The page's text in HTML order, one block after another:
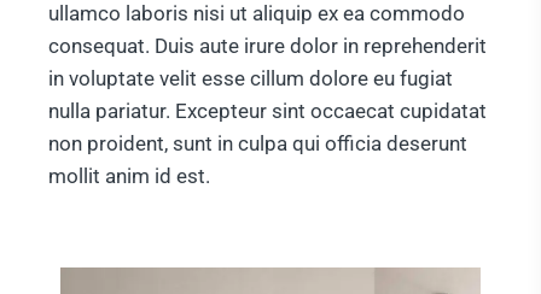
ullamco laboris nisi ut aliquip ex ea commodo
consequat. Duis aute irure dolor in reprehenderit
in voluptate velit esse cillum dolore eu fugiat
nulla pariatur. Excepteur sint occaecat cupidatat
non proident, sunt in culpa qui officia deserunt
mollit anim id est.